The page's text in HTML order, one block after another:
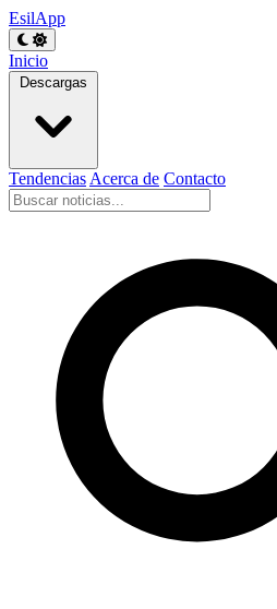
EsilApp
Inicio
Descargas
Tendencias Acerca de Contacto